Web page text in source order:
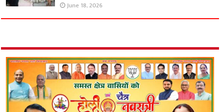
June 18, 2026